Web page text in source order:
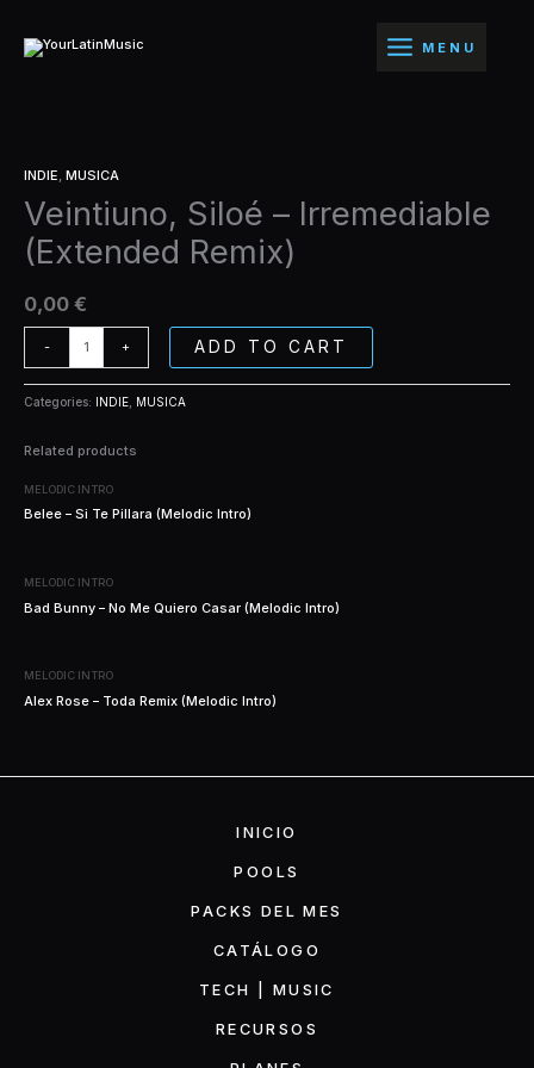
contenido
MENU
INDIE, MUSICA
Veintiuno, Siloé – Irremediable
(Extended Remix)
0,00 €
-
Siloé
-
Irremediable
(Extended
quantity
+ ADD TO CART
Categories: INDIE MUSICA
Related products
MELODIC INTRO
Belee – Si Te Pillara (Melodic Intro)
MELODIC INTRO
Bad Bunny – No Me Quiero Casar (Melodic Intro)
MELODIC INTRO
Alex Rose – Toda Remix (Melodic Intro)
INICIO
POOLS
PACKS DEL MES
CATÁLOGO
TECH | MUSIC
RECURSOS
(Extended
Remix)